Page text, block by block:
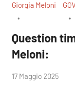
Giorgia Meloni
Question
Meloni:
di
17 Maggio 2025